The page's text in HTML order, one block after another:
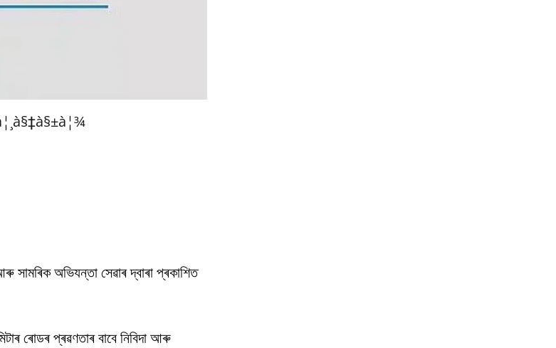
সামৰিক অভিযন্তা সেৱাৰ দ্বাৰা প্ৰকাশিত
ৰোডৰ প্ৰৱণতাৰ বাবে নিবিদা আৰু